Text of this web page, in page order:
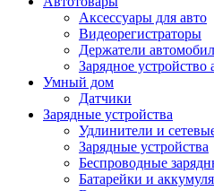
Аксессуары для авто
Видеорегистраторы
Держатели
Зарядное устройство
Умный дом
Датчики
Зарядные устройства
Удлинители и
Зарядные устройства
Беспроводные
Батарейки и